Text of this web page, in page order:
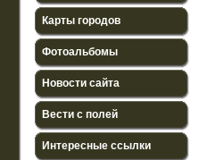
Карты городов
Фотоальбомы
Новости сайта
Вести с полей
Интересные ссылки